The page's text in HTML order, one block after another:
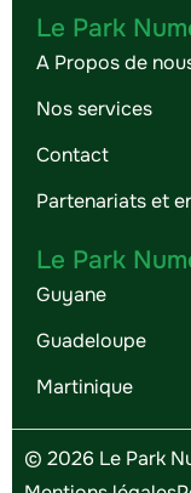
Le Park
A Propos de
Nos services
Contact
Partenariats et
Le Park
Guyane
Guadeloupe
Martinique
© 2026 Le Park